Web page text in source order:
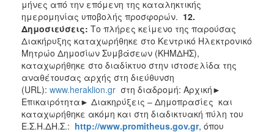
μήνες από την επόμενη της καταληκτικής
ημερομηνίας υποβολής προσφορών. 12.
Δημοσιεύσεις: Το πλήρες κείμενο της παρούσας
Διακήρυξης καταχωρήθηκε στο Κεντρικό Ηλεκτρονικό
Μητρώο Δημοσίων Συμβάσεων (ΚΗΜΔΗΣ),
καταχωρήθηκε στο διαδίκτυο στην ιστοσελίδα της
αναθέτουσας αρχής στη διεύθυνση
(URL): www.heraklion.gr στη διαδρομή: Αρχική►
Επικαιρότητα► Διακηρύξεις – Δημοπρασίες και
καταχωρήθηκε ακόμη και στη διαδικτυακή πύλη του
Ε.Σ.Η.ΔΗ.Σ.: http://www.promitheus.gov.gr, όπου